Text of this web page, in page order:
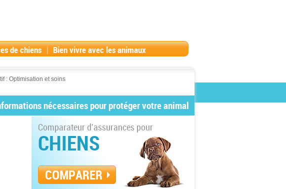
de chiens | Bien vivre avec les animaux
: Optimisation et soins
nécessaires pour protéger votre animal
Comparateur d'assurances pour
CHIENS
COMPARER